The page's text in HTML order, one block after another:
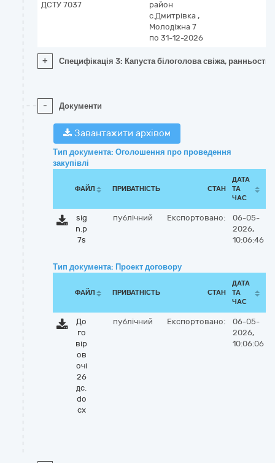
ДСТУ 7037
район
с.Дмитрівка ,
Молодіжна 7
по 31-12-2026
+ Специфікація 3: Капуста білоголова свіжа,
- Документи
Завантажити архівом
Тип документа: Оголошення про проведення
закупівлі
ФАЙЛ ПРИВАТНІСТЬ СТАН
ДАТА
ТА
ЧАС
sig
n.p
7s
публічний Експортовано:
06-05-
2026,
10:06:46
Тип документа: Проект договору
ФАЙЛ ПРИВАТНІСТЬ СТАН
ДАТА
ТА
ЧАС
До
го
вір
ов
очі
26
дс.
do
cx
публічний Експортовано:
06-05-
2026,
10:06:06